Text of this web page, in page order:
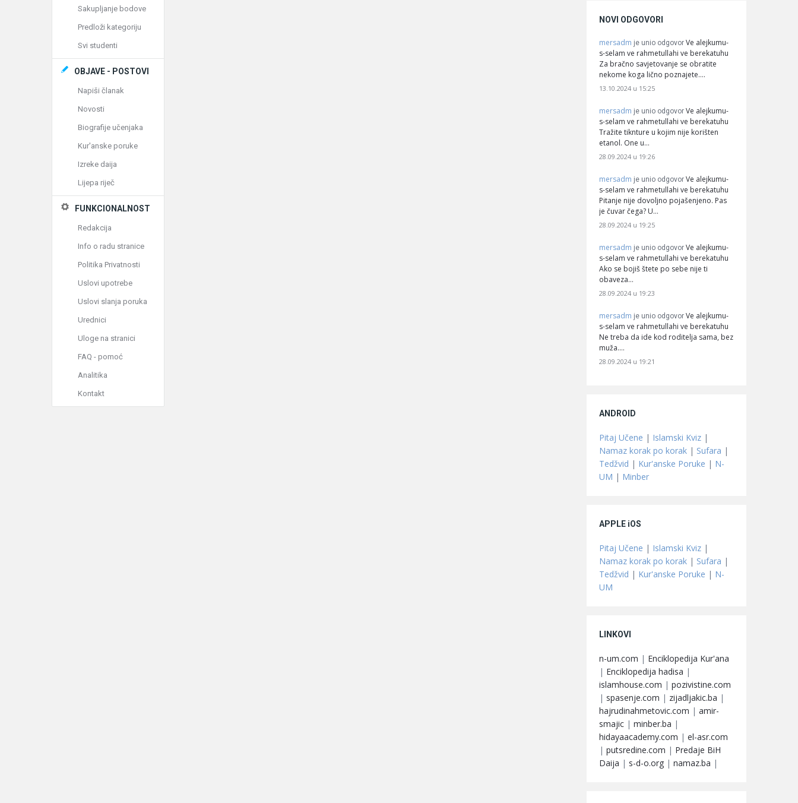
NOVI ODGOVORI
mersadm je unio odgovor Ve alejkumu-
s-selam ve rahmetullahi ve berekatuhu
Za bračno savjetovanje se obratite
nekome koga lično poznajete.…
13.10.2024 u 15:25
mersadm je unio odgovor Ve alejkumu-
s-selam ve rahmetullahi ve berekatuhu
Tražite tiknture u kojim nije korišten
etanol. One u…
28.09.2024 u 19:26
mersadm je unio odgovor Ve alejkumu-
s-selam ve rahmetullahi ve berekatuhu
Pitanje nije dovoljno pojašenjeno. Pas
je čuvar čega? U…
28.09.2024 u 19:25
mersadm je unio odgovor Ve alejkumu-
s-selam ve rahmetullahi ve berekatuhu
Ako se bojiš štete po sebe nije ti
obaveza…
28.09.2024 u 19:23
mersadm je unio odgovor Ve alejkumu-
s-selam ve rahmetullahi ve berekatuhu
Ne treba da ide kod roditelja sama, bez
muža.…
28.09.2024 u 19:21
ANDROID
Pitaj Učene | Islamski Kviz |
Namaz korak po korak | Sufara |
Tedžvid | Kur'anske Poruke | N-
UM | Minber
APPLE iOS
Pitaj Učene | Islamski Kviz |
Namaz korak po korak | Sufara |
Tedžvid | Kur'anske Poruke | N-
UM
LINKOVI
n-um.com | Enciklopedija Kur'ana
| Enciklopedija hadisa |
islamhouse.com | pozivistine.com
| spasenje.com | zijadljakic.ba |
hajrudinahmetovic.com | amir-
smajic | minber.ba |
hidayaacademy.com | el-asr.com
| putsredine.com | Predaje BiH
Daija | s-d-o.org | namaz.ba |
Sakupljanje bodove
Predloži kategoriju
Svi studenti
OBJAVE - POSTOVI
Napiši članak
Novosti
Biografije učenjaka
Kur'anske poruke
Izreke daija
Lijepa riječ
FUNKCIONALNOST
Redakcija
Info o radu stranice
Politika Privatnosti
Uslovi upotrebe
Uslovi slanja poruka
Urednici
Uloge na stranici
FAQ - pomoć
Analitika
Kontakt